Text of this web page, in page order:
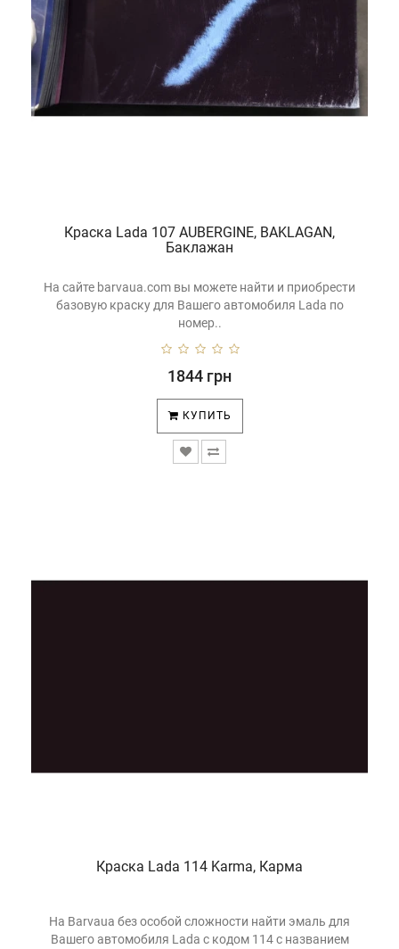
Краска Lada 107 AUBERGINE, BAKLAGAN,
Баклажан
На сайте barvaua.com вы можете найти и приобрести
базовую краску для Вашего автомобиля Lada по
номер..
1844 грн
КУПИТЬ
Краска Lada 114 Karma, Карма
На Barvaua без особой сложности найти эмаль для
Вашего автомобиля Lada с кодом 114 с названием